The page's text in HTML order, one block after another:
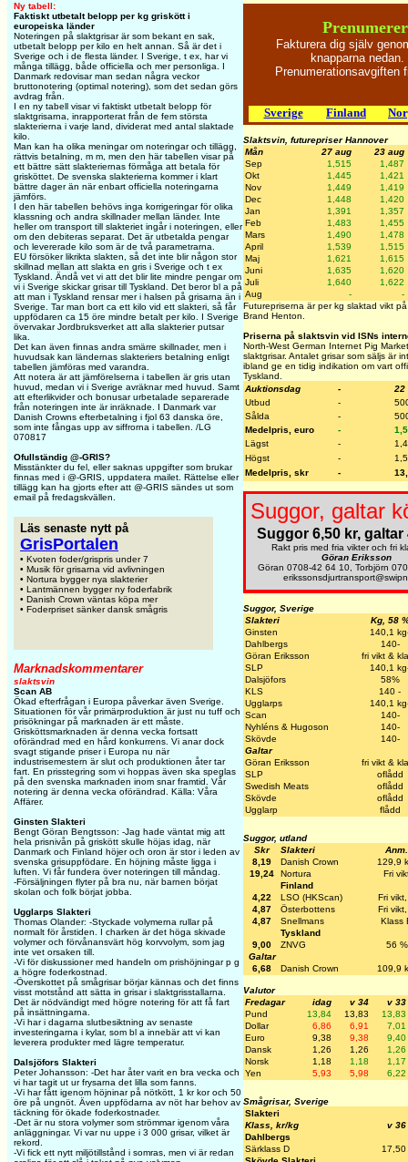
Ny tabell:
Faktiskt utbetalt belopp per kg griskött i
europeiska länder
Noteringen på slaktgrisar är som bekant en sak,
utbetalt belopp per kilo en helt annan. Så är det i
Sverige och i de flesta länder. I Sverige, t ex, har vi
många tillägg, både officiella och mer personliga. I
Danmark redovisar man sedan några veckor
bruttonotering (optimal notering), som det sedan görs
avdrag från.
I en ny tabell visar vi faktiskt utbetalt belopp för
slaktgrisarna, inrapporterat från de fem största
slakterierna i varje land, dividerat med antal slaktade
kilo.
Man kan ha olika meningar om noteringar och tillägg,
rättvis betalning, m m, men den här tabellen visar på
ett bättre sätt slakteriernas förmåga att betala för
grisköttet. De svenska slakterierna kommer i klart
bättre dager än när enbart officiella noteringarna
jämförs.
I den här tabellen behövs inga korrigeringar för olika
klassning och andra skillnader mellan länder. Inte
heller om transport till slakteriet ingår i noteringen, eller
om den debiteras separat. Det är utbetalda pengar
och levererade kilo som är de två parametrarna.
EU försöker likrikta slakten, så det inte blir någon stor
skillnad mellan att slakta en gris i Sverige och t ex
Tyskland. Ändå vet vi att det blir lite mindre pengar om
vi i Sverige skickar grisar till Tyskland. Det beror bl a på
att man i Tyskland rensar mer i halsen på grisarna än i
Sverige. Tar man bort ca ett kilo vid ett slakteri, så får
uppfödaren ca 15 öre mindre betalt per kilo. I Sverige
övervakar Jordbruksverket att alla slakterier putsar
lika.
Det kan även finnas andra smärre skillnader, men i
huvudsak kan ländernas slakteriers betalning enligt
tabellen jämföras med varandra.
Att notera är att jämförelserna i tabellen är gris utan
huvud, medan vi i Sverige avräknar med huvud. Samt
att efterlikvider och bonusar urbetalade separerade
från noteringen inte är inräknade. I Danmark var
Danish Crowns efterbetalning i fjol 63 danska öre,
som inte fångas upp av siffrorna i tabellen. /LG
070817
Ofullständig @-GRIS?
Misstänkter du fel, eller saknas uppgifter som brukar
finnas med i @-GRIS, uppdatera mailet. Rättelse eller
tillägg kan ha gjorts efter att @-GRIS sändes ut som
email på fredagskvällen.
Läs senaste nytt på
GrisPortalen
• Kvoten foder/grispris under 7
• Musik för grisarna vid avlivningen
• Nortura bygger nya slakterier
• Lantmännen bygger ny foderfabrik
• Danish Crown väntas köpa mer
• Foderpriset sänker dansk smågris
Marknadskommentarer
slaktsvin
Scan AB
Ökad efterfrågan i Europa påverkar även Sverige.
Situationen för vår primärproduktion är just nu tuff och
prisökningar på marknaden är ett måste.
Grisköttsmarknaden är denna vecka fortsatt
oförändrad med en hård konkurrens. Vi anar dock
svagt stigande priser i Europa nu när
industrisemestern är slut och produktionen åter tar
fart. En prisstegring som vi hoppas även ska speglas
på den svenska marknaden inom snar framtid. Vår
notering är denna vecka oförändrad. Källa: Våra
Affärer.
Ginsten Slakteri
Bengt Göran Bengtsson: -Jag hade väntat mig att
hela prisnivån på griskött skulle höjas idag, när
Danmark och Finland höjer och oron är stor i leden av
svenska grisuppfödare. En höjning måste ligga i
luften. Vi får fundera över noteringen till måndag.
-Försäljningen flyter på bra nu, när barnen börjat
skolan och folk börjat jobba.
Ugglarps Slakteri
Thomas Olander: -Styckade volymerna rullar på
normalt för årstiden. I charken är det höga skivade
volymer och förvånansvärt hög korvvolym, som jag
inte vet orsaken till.
-Vi för diskussioner med handeln om prishöjningar p g
a högre foderkostnad.
-Överskottet på smågrisar börjar kännas och det finns
visst motstånd att sätta in grisar i slaktgrisstallarna.
Det är nödvändigt med högre notering för att få fart
på insättningarna.
-Vi har i dagarna slutbesiktning av senaste
investeringarna i kylar, som bl a innebär att vi kan
leverera produkter med lägre temperatur.
Dalsjöfors Slakteri
Peter Johansson: -Det har åter varit en bra vecka och
vi har tagit ut ur frysarna det lilla som fanns.
-Vi har fått igenom höjninar på nötkött, 1 kr kor och 50
öre på ungnöt. Även uppfödarna av nöt har behov av
täckning för ökade foderkostnader.
-Det är nu stora volymer som strömmar igenom våra
anläggningar. Vi var nu uppe i 3 000 grisar, vilket är
rekord.
-Vi fick ett nytt miljötillstånd i somras, men vi är redan
Fakturera dig själv
knapparna
Prenumerationsavgiften
Sverige Finland
Slaktsvin, futurepriser Hannover
Mån
27 aug
23 aug
Sep
1,515
1,487
Okt
1,445
1,421
Nov
1,449
1,419
Dec
1,448
1,420
Jan
1,391
1,357
Feb
1,483
1,455
Mars
1,490
1,478
April
1,539
1,515
Maj
1,621
1,615
Juni
1,635
1,620
Juli
1,640
1,622
Aug
-
-
Futurepriserna är per kg slaktad vikt
Brand Henton.
Priserna på slaktsvin vid ISNs
North-West German Internet Pig
slaktgrisar. Antalet grisar som säljs är
ibland ge en tidig indikation om vart
Tyskland.
Auktionsdag
-
22
Utbud
-
Sålda
-
Medelpris, euro
-
Lägst
-
Högst
-
Medelpris, skr
-
Suggor, galtar
Suggor 6,50 kr, galtar
Rakt pris med fria vikter och fri
Göran Eriksson
Göran 0708-42 64 10, Torbjörn
Suggor, Sverige
Slakteri
Kg, 58
Ginsten
140,1
Dahlbergs
140-
Göran Eriksson
fri vikt &
SLP
140,1
Dalsjöfors
58%
KLS
140 -
Ugglarps
140,1
Scan
140-
Nyhléns & Hugoson
140-
Skövde
140-
Galtar
Göran Eriksson
fri vikt &
SLP
oflådd
Swedish Meats
oflådd
Skövde
oflådd
Ugglarp
flådd
Suggor, utland
Skr
Slakteri
Anm.
8,19
Danish Crown
129,9
19,24
Nortura
Fri
Finland
4,22
LSO (HKScan)
Fri
4,87
Österbottens
Fri
4,87
Snellmans
Klass
Tyskland
9,00
ZNVG
56 %
Galtar
6,68
Danish Crown 109,9
Valutor
Fredagar
idag v 34
v 33
Pund
13,84 13,83
13,83
Dollar
6,86 6,91
7,01
Euro
9,38 9,38
9,40
Dansk
1,26 1,26
1,26
Norsk
1,18 1,18
1,17
Yen
5,93 5,98 6,22
Smågrisar, Sverige
Slakteri
Klass, kr/kg
v 36
Dahlbergs
Särklass D
17,50